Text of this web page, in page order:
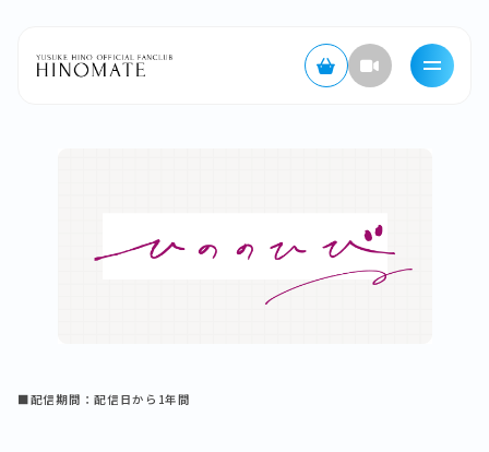
■配信期間：配信日から1年間